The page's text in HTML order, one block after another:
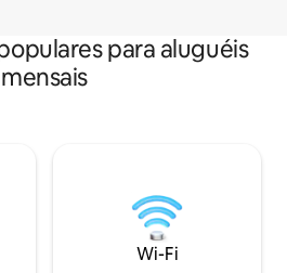
para aluguéis
mensais
Wi-Fi